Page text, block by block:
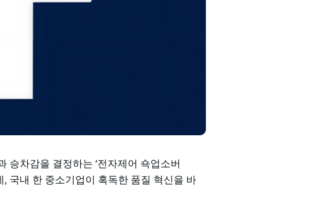
승차감을 결정하는 ‘전자제어 쇽업소버
국내 한 중소기업이 혹독한 품질 혁신을 바